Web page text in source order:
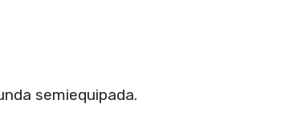
semiequipada.